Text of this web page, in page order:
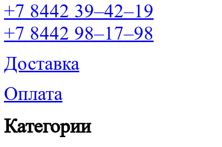
+7 8442 39–42–19
+7 8442 98–17–98
Доставка
Оплата
Категории